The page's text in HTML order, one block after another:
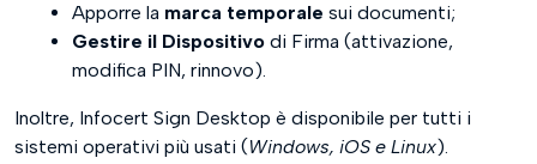
Altre Impostazioni
Firma Multipla
Apporre la marca temporale sui documenti;
Gestire il Dispositivo di Firma (attivazione,
modifica PIN, rinnovo).
Inoltre, Infocert Sign Desktop è disponibile per tutti i
sistemi operativi più usati (Windows, iOS e Linux).